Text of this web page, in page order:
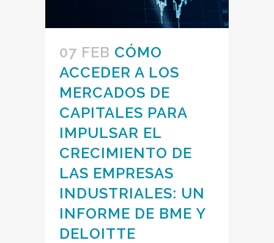
07 FEB CÓMO
ACCEDER A LOS
MERCADOS DE
CAPITALES PARA
IMPULSAR EL
CRECIMIENTO DE
LAS EMPRESAS
INDUSTRIALES: UN
INFORME DE BME Y
DELOITTE